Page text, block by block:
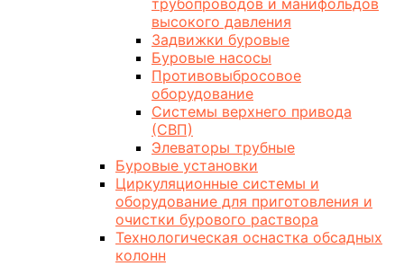
трубопроводов и манифольдов
высокого давления
Задвижки буровые
Буровые насосы
Противовыбросовое
оборудование
Системы верхнего привода
(СВП)
Элеваторы трубные
Буровые установки
Циркуляционные системы и
оборудование для приготовления и
очистки бурового раствора
Технологическая оснастка обсадных
колонн